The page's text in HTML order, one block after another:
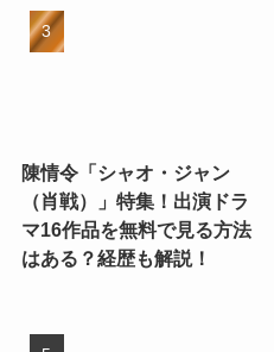
陳情令「シャオ・ジャン
（肖戦）」特集！出演ドラ
マ16作品を無料で見る方法
はある？経歴も解説！